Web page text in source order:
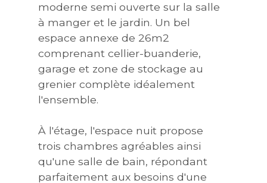
moderne semi ouverte sur la salle
à manger et le jardin. Un bel
espace annexe de 26m2
comprenant cellier-buanderie,
garage et zone de stockage au
grenier complète idéalement
l'ensemble.
À l'étage, l'espace nuit propose
trois chambres agréables ainsi
qu'une salle de bain, répondant
parfaitement aux besoins d'une